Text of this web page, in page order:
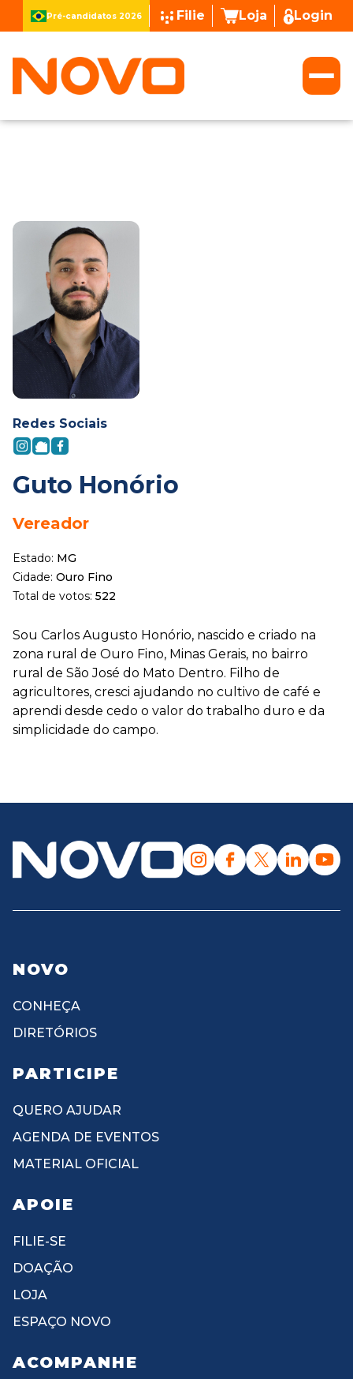
Pré-candidatos 2026 Filie Loja Login
Redes Sociais
Guto Honório
Vereador
Estado: MG
Cidade: Ouro Fino
Total de votos: 522
Sou Carlos Augusto Honório, nascido e criado na
zona rural de Ouro Fino, Minas Gerais, no bairro
rural de São José do Mato Dentro. Filho de
agricultores, cresci ajudando no cultivo de café e
aprendi desde cedo o valor do trabalho duro e da
simplicidade do campo.
NOVO
CONHEÇA
DIRETÓRIOS
PARTICIPE
QUERO AJUDAR
AGENDA DE EVENTOS
MATERIAL OFICIAL
APOIE
FILIE-SE
DOAÇÃO
LOJA
ESPAÇO NOVO
ACOMPANHE